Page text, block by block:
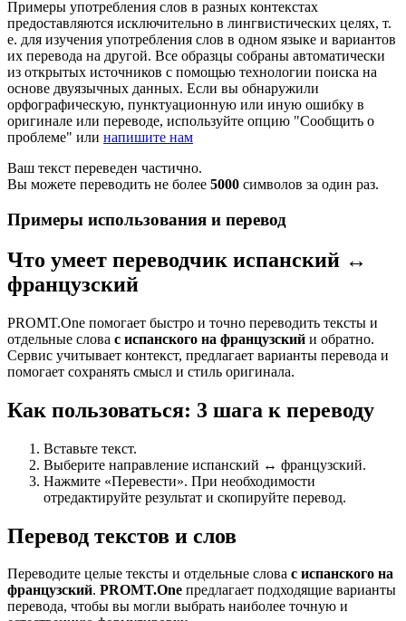
Примеры употребления слов в разных контекстах
предоставляются исключительно в лингвистических целях, т.
е. для изучения употребления слов в одном языке и вариантов
их перевода на другой. Все образцы собраны автоматически
из открытых источников с помощью технологии поиска на
основе двуязычных данных. Если вы обнаружили
орфографическую, пунктуационную или иную ошибку в
оригинале или переводе, используйте опцию "Сообщить о
проблеме" или напишите нам
Ваш текст переведен частично.
Вы можете переводить не более 5000 символов за один раз.
Примеры использования и перевод
Что умеет переводчик испанский ↔
французский
PROMT.One помогает быстро и точно переводить тексты и
отдельные слова с испанского на французский и обратно.
Сервис учитывает контекст, предлагает варианты перевода и
помогает сохранять смысл и стиль оригинала.
Как пользоваться: 3 шага к переводу
Вставьте текст.
Выберите направление испанский ↔ французский.
Нажмите «Перевести». При необходимости
отредактируйте результат и скопируйте перевод.
Перевод текстов и слов
Переводите целые тексты и отдельные слова с испанского на
французский. PROMT.One предлагает подходящие варианты
перевода, чтобы вы могли выбрать наиболее точную и